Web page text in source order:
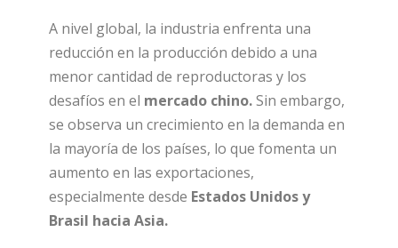
A nivel global, la industria enfrenta una
reducción en la producción debido a una
menor cantidad de reproductoras y los
desafíos en el mercado chino.Sin embargo,
se observa un crecimiento en la demanda en
la mayoría de los países, lo que fomenta un
aumento en las exportaciones,
especialmente desde Estados Unidos y
Brasil hacia Asia.